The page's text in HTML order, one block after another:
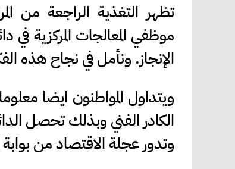
تظهر التغذية الراجعة من
موظفي المعالجات المركزية في
الإنجاز. ونأمل في نجاح هذه
ويتداول المواطنون ايضا
الكادر الفني وبذلك تحصل
وتدور عجلة الاقتصاد من بوابة